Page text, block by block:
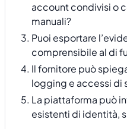
account condivisi o
manuali?
Puoi esportare
comprensibile al di
Il fornitore può
logging e accessi di
La piattaforma può
esistenti di identità,